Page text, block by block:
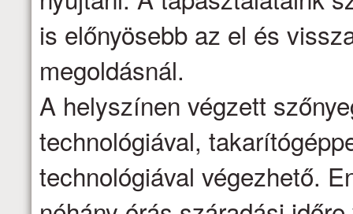
is előnyösebb az el és
megoldásnál.
A helyszínen végzett
technológiával,
technológiával végezhető.